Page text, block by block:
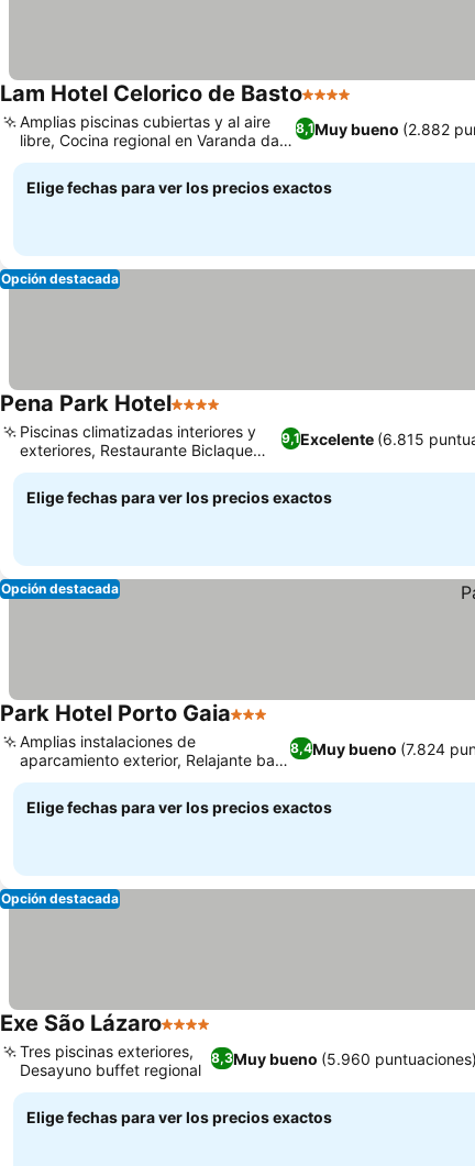
Lam Hotel Celorico de Basto4 Estrellas
8,1Muy bueno (2.882
Amplias piscinas cubiertas y al aire
libre, Cocina regional en Varanda das
Camélias
Elige fechas para ver los precios exactos
Opción destacada
Pena Park Hotel4 Estrellas
9,1Excelente (6.815
Piscinas climatizadas interiores y
exteriores, Restaurante Biclaque
Origens
Elige fechas para ver los precios exactos
Opción destacada
Park Hotel Porto Gaia3 Estrellas
8,4Muy bueno (7.824
Amplias instalaciones de
aparcamiento exterior, Relajante bar
de vino de Oporto
Elige fechas para ver los precios exactos
Opción destacada
Exe São Lázaro4 Estrellas
8,3Muy bueno (5.960 puntuaciones)
Tres piscinas exteriores,
Desayuno buffet regional
Elige fechas para ver los precios exactos